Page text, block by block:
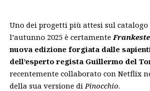
Uno dei progetti più attesi sul
l’autunno 2025 è certamente
nuova edizione forgiata dalle
dell’esperto regista Guillermo del
recentemente collaborato con Netflix
della sua versione di Pinocchio.